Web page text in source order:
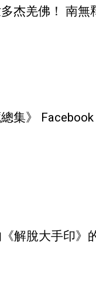
杰羌佛！ 南無
集》 Facebook
解脫大手印》